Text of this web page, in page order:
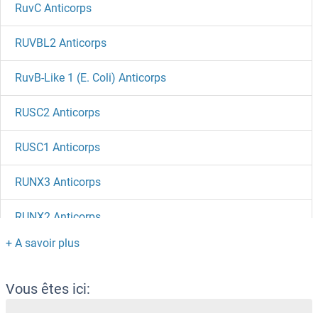
RuvC Anticorps
RUVBL2 Anticorps
RuvB-Like 1 (E. Coli) Anticorps
RUSC2 Anticorps
RUSC1 Anticorps
RUNX3 Anticorps
RUNX2 Anticorps
RUNX1T1 Anticorps
RUNX1 Anticorps
Vous êtes ici: